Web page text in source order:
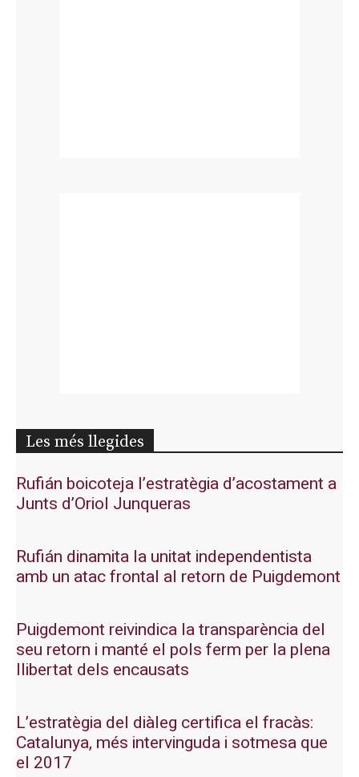
Les més llegides
Rufián boicoteja l’estratègia d’acostament a
Junts d’Oriol Junqueras
Rufián dinamita la unitat independentista
amb un atac frontal al retorn de Puigdemont
Puigdemont reivindica la transparència del
seu retorn i manté el pols ferm per la plena
llibertat dels encausats
L’estratègia del diàleg certifica el fracàs:
Catalunya, més intervinguda i sotmesa que
el 2017